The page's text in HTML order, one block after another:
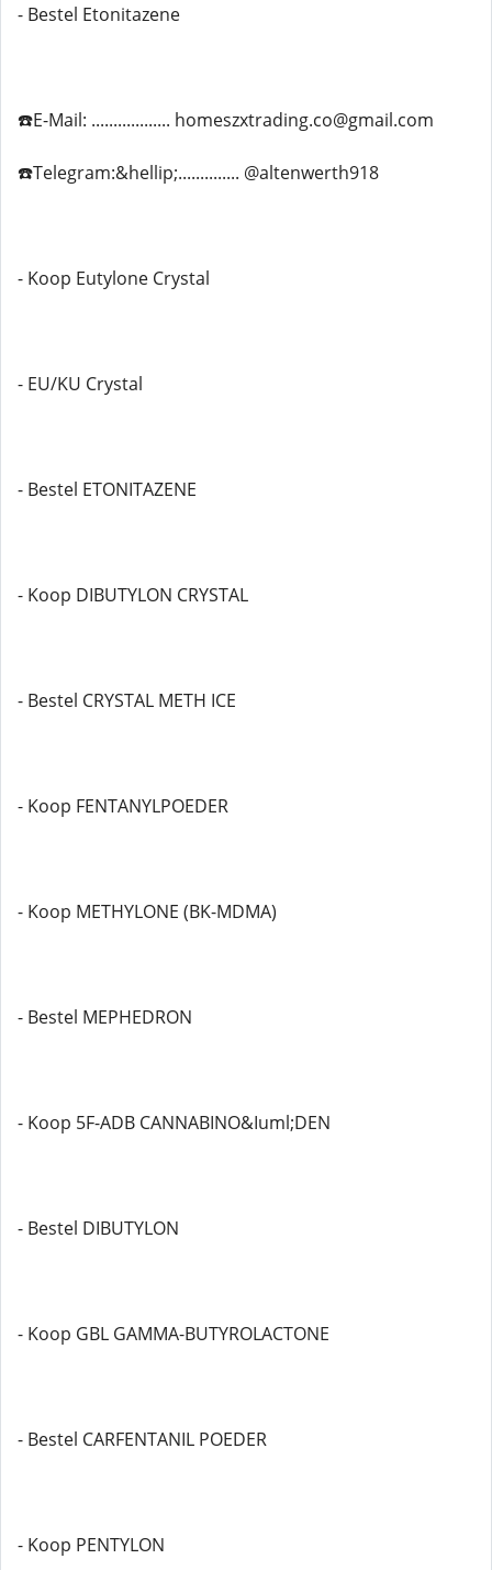
- Bestel Etonitazene
☎️E-Mail: .................. homeszxtrading.co@gmail.com
☎️Telegram:&hellip;.............. @altenwerth918
- Koop Eutylone Crystal
- EU/KU Crystal
- Bestel ETONITAZENE
- Koop DIBUTYLON CRYSTAL
- Bestel CRYSTAL METH ICE
- Koop FENTANYLPOEDER
- Koop METHYLONE (BK-MDMA)
- Bestel MEPHEDRON
- Koop 5F-ADB CANNABINO&Iuml;DEN
- Bestel DIBUTYLON
- Koop GBL GAMMA-BUTYROLACTONE
- Bestel CARFENTANIL POEDER
- Koop PENTYLON